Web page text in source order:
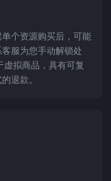
个资源购买后，可能
服为您手动解锁处
拟商品，具有可复
退款。